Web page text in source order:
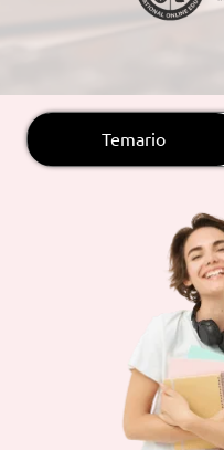
CONTACTO ES
formacion@euroinnova.com
TRABAJA CON NOSOTROS
Temario